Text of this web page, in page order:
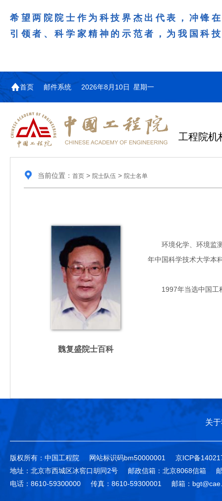
希望两院院士作为科技界杰出代表，冲锋
引领者、科学家精神的示范者，为我国科
首页 邮件系统 2026年8月10日 星期一
工程院机
当前位置： 首页> 院士队伍 > 院士名单
魏复盛院士百科
环境化学、环境监测
年中国科学技术大学本
1997年当选中国工
关
版权所有：中国工程院 网站标识码bm50000001
京ICP备
地址：北京市西城区冰窖口胡同2号
邮政信箱：北京8068信箱
电话：8610-59300000
传真：8610-59300001 邮箱：